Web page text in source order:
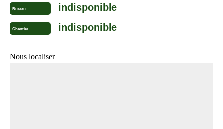
Bureau indisponible
Chantier indisponible
Nous localiser